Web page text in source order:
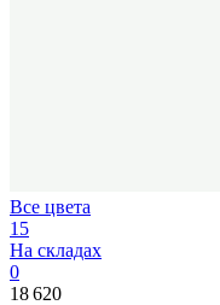
Все цвета
15
На складах
0
18 620